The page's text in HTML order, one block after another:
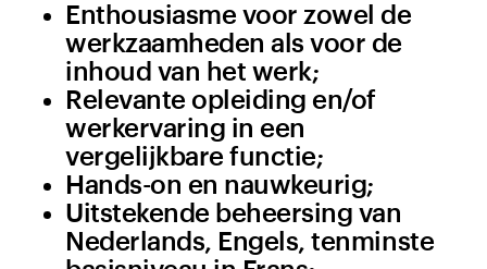
Enthousiasme voor zowel de
werkzaamheden als voor de
inhoud van het werk;
Relevante opleiding en/of
werkervaring in een
vergelijkbare functie;
Hands-on en nauwkeurig;
Uitstekende beheersing van
Nederlands, Engels, tenminste